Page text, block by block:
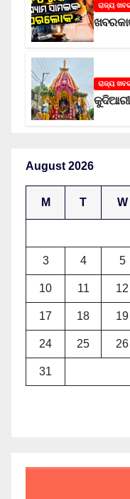
ରାଜ୍ୟ
ରାଜ୍ୟ
August 2026
M T W
3 4 5
10 11 12
17 18 19
24 25 26
31